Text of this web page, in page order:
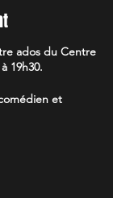
ados du Centre
19h30.
et